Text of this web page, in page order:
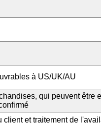
à US/UK/AU
qui peuvent être
et traitement de